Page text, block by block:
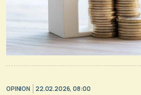
OPINION 22.02.2026, 08:00